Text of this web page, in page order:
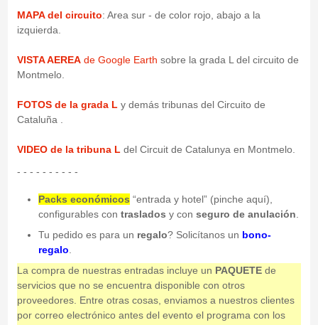
MAPA del circuito: Area sur - de color rojo, abajo a la
izquierda.
VISTA AEREAde Google Earth sobre la grada L del circuito de
Montmelo.
FOTOS de la grada L y demás tribunas del Circuito de
Cataluña .
VIDEO de la tribuna L del Circuit de Catalunya en Montmelo.
- - - - - - - - - -
Packs económicos “entrada y hotel” (pinche aquí),
configurables con traslados y con seguro de anulación
Tu pedido es para un regalo? Solicítanos un bono-
regalo
La compra de nuestras entradas incluye un PAQUETEde
servicios que no se encuentra disponible con otros
proveedores. Entre otras cosas, enviamos a nuestros clientes
por correo electrónico antes del evento el programa con los